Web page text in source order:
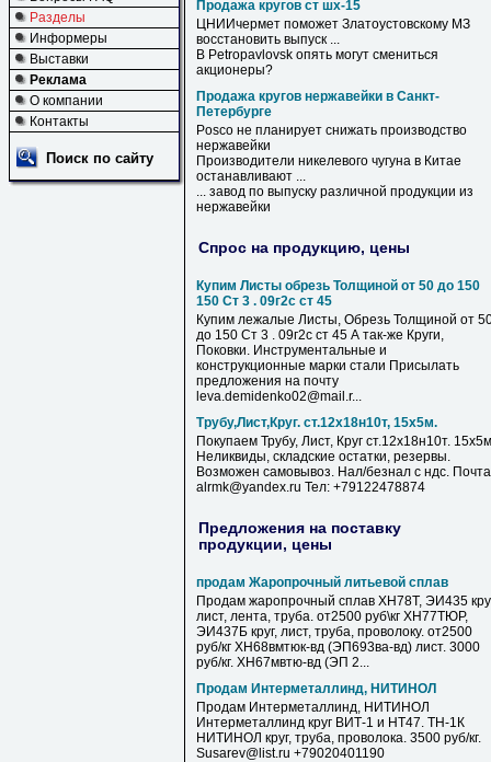
Разделы
Информеры
Выставки
Реклама
О компании
Контакты
Поиск по сайту
Продажа кругов ст шх-15
ЦНИИчермет поможет Златоустовскому МЗ
восстановить выпуск ...
В Petropavlovsk опять могут смениться
акционеры?
Продажа кругов нержавейки в Санкт-
Петербурге
Posco не планирует снижать производство
нержавейки
Производители никелевого чугуна в Китае
останавливают ...
... завод по выпуску различной продукции из
нержавейки
Спрос на продукцию, цены
Купим Листы обрезь Толщиной от 50 до 150
150 Ст 3 . 09г2с ст 45
Купим лежалые Листы, Обрезь Толщиной от
до 150 Ст 3 . 09г2с ст 45 А так-же Круги,
Поковки. Инструментальные и
конструкционные марки стали Присылать
предложения на почту
leva.demidenko02@mail.r...
Трубу,Лист,Круг. ст.12х18н10т, 15х5м.
Покупаем Трубу, Лист, Круг ст.12х18н10т.
Неликвиды, складские остатки, резервы.
Возможен самовывоз. Нал/безнал с ндс.
alrmk@yandex.ru Тел: +79122478874
Предложения на поставку
продукции, цены
продам Жаропрочный литьевой сплав
Продам жаропрочный сплав ХН78Т, ЭИ435
лист, лента, труба. от2500 руб\кг ХН77ТЮР,
ЭИ437Б круг, лист, труба, проволоку. от2500
руб/кг ХН68вмтюк-вд (ЭП693ва-вд) лист. 3000
руб/кг. ХН67мвтю-вд (ЭП 2...
Продам Интерметаллинд, НИТИНОЛ
Продам Интерметаллинд, НИТИНОЛ
Интерметаллинд круг ВИТ-1 и НТ47. ТН-1К
НИТИНОЛ круг, труба, проволока. 3500 руб/кг.
Susarev@list.ru +79020401190